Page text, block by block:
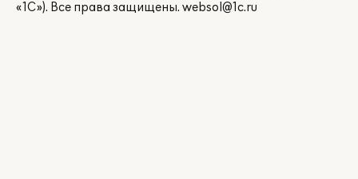
«1С»). Все права защищены. websol@1c.ru